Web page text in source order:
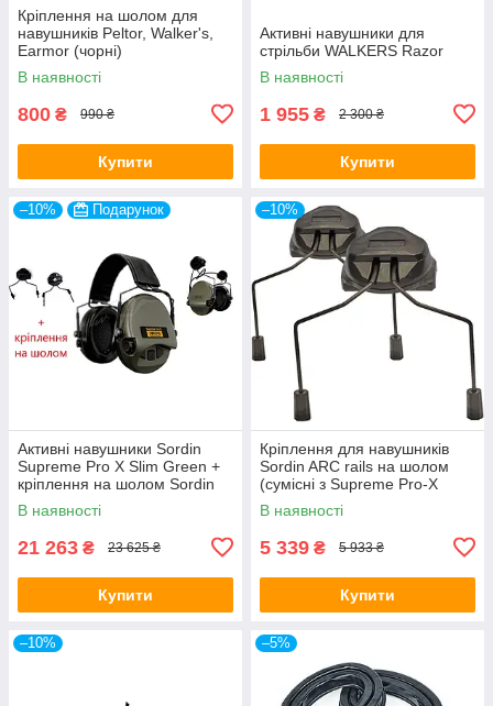
Кріплення на шолом для
навушників Peltor, Walker's,
Earmor (чорні)
В наявності
800 ₴ 990 ₴
Купити
Активні навушники для
стрільби WALKERS Razor
В наявності
1 955 ₴ 2 300 ₴
Купити
–10% Подарунок
Активні навушники Sordin
Supreme Pro X Slim Green +
кріплення на шолом Sordin
ARC rails
В наявності
21 263 ₴ 23 625 ₴
Купити
–10%
Кріплення для навушників
Sordin ARC rails на шолом
(сумісні з Supreme Pro-X
Slim)
В наявності
5 339 ₴ 5 933 ₴
Купити
–10% –5%